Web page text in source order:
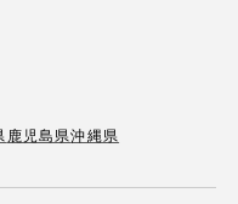
鹿児島県沖縄県